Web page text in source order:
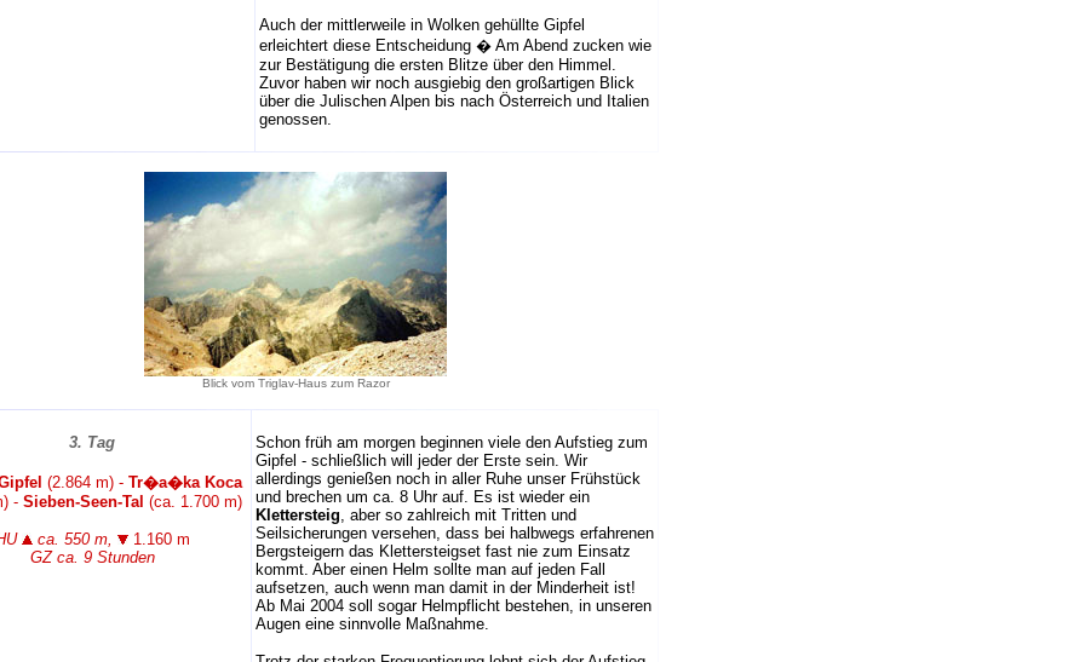
Auch der mittlerweile in Wolken gehüllte Gipfel
erleichtert diese Entscheidung � Am Abend zucken wie
zur Bestätigung die ersten Blitze über den Himmel.
Zuvor haben wir noch ausgiebig den großartigen Blick
über die Julischen Alpen bis nach Österreich und Italien
genossen.
Blick vom Triglav-Haus zum Razor
3. Tag
(2.864 m) - Tr�a�ka Koca
- Sieben-Seen-Tal (ca. 1.700 m)
ca. 550 m,
1.160 m
GZ ca. 9 Stunden
Schon früh am morgen beginnen viele den Aufstieg zum
Gipfel - schließlich will jeder der Erste sein. Wir
allerdings genießen noch in aller Ruhe unser Frühstück
und brechen um ca. 8 Uhr auf. Es ist wieder ein
Klettersteig, aber so zahlreich mit Tritten und
Seilsicherungen versehen, dass bei halbwegs erfahrenen
Bergsteigern das Klettersteigset fast nie zum Einsatz
kommt. Aber einen Helm sollte man auf jeden Fall
aufsetzen, auch wenn man damit in der Minderheit ist!
Ab Mai 2004 soll sogar Helmpflicht bestehen, in unseren
Augen eine sinnvolle Maßnahme.